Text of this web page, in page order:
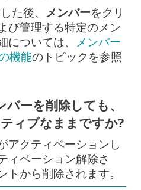
た後、 メンバーをクリ
び管理する特定のメン
ついては、
メンバー
機能のトピックを参照
ーを削除しても、
ィブなままですか?
アクティベーションし
ィベーション解除さ
から削除されます。